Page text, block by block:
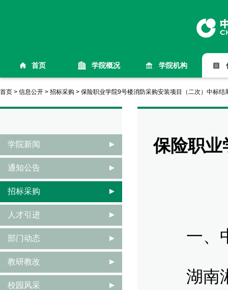
首页 学院概况 学院机构
首页 > 信息公开 > 招标采购 > 保险职业学院9号楼消防采购安装项目（二次）中标结
保险职业
一、中
湖南湘
学院新闻
通知公告
招标采购
人才引进
部门动态
教研教改
校园风采